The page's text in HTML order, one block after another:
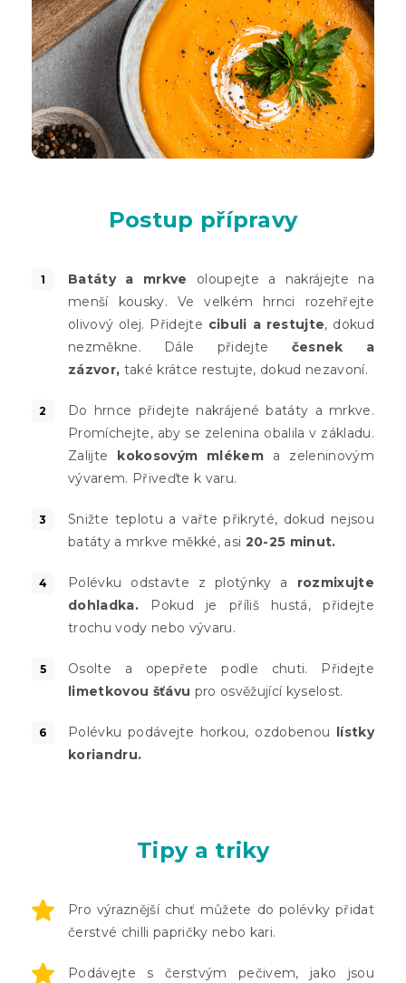
Postup přípravy
Batáty a mrkve oloupejte a nakrájejte na
menší kousky. Ve velkém hrnci rozehřejte
olivový olej. Přidejte cibuli a restujte, dokud
nezměkne. Dále přidejte česnek a
zázvor, také krátce restujte, dokud nezavoní.
Do hrnce přidejte nakrájené batáty a mrkve.
Promíchejte, aby se zelenina obalila v základu.
Zalijte kokosovým mlékem a zeleninovým
vývarem. Přiveďte k varu.
Snižte teplotu a vařte přikryté, dokud nejsou
batáty a mrkve měkké, asi 20-25 minut.
Polévku odstavte z plotýnky a rozmixujte
dohladka. Pokud je příliš hustá, přidejte
trochu vody nebo vývaru.
Osolte a opepřete podle chuti. Přidejte
limetkovou šťávu pro osvěžující kyselost.
Polévku podávejte horkou, ozdobenou lístky
koriandru.
Tipy a triky
Pro výraznější chuť můžete do polévky přidat
čerstvé chilli papričky nebo kari.
Podávejte s čerstvým pečivem, jako jsou